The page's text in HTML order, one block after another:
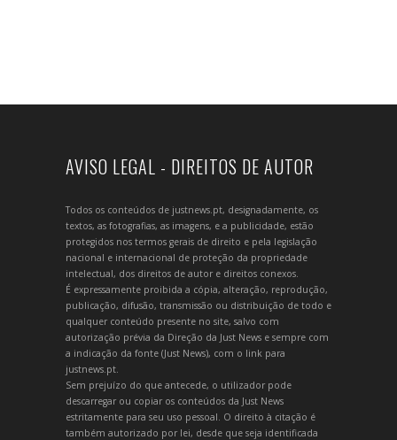
AVISO LEGAL - DIREITOS DE AUTOR
Todos os conteúdos de justnews.pt, designadamente, os
textos, as fotografias, as imagens, e a publicidade, estão
protegidos nos termos gerais de direito e pela legislação
nacional e internacional de proteção da propriedade
intelectual, dos direitos de autor e direitos conexos.
É expressamente proibida a cópia, alteração, reprodução,
publicação, difusão, transmissão ou distribuição de todo e
qualquer conteúdo presente no site, salvo com
autorização prévia da Direção da Just News e sempre com
a indicação da fonte (Just News), com o link para
justnews.pt.
Sem prejuízo do que antecede, o utilizador pode
descarregar ou copiar os conteúdos da Just News
estritamente para seu uso pessoal. O direito à citação é
também autorizado por lei, desde que seja identificada